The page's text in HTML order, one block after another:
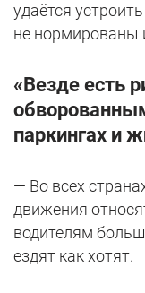
удаётся
не нормированы
«Везде есть
паркингах и
— Во всех
движения
водителям
ездят как хотят.